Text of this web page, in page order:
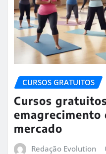
CURSOS GRATUITOS
Cursos
emagrecimento
mercado
Redação Evolution